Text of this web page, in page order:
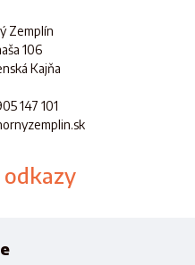
Zemplín
106
Kajňa
147 101
odkazy